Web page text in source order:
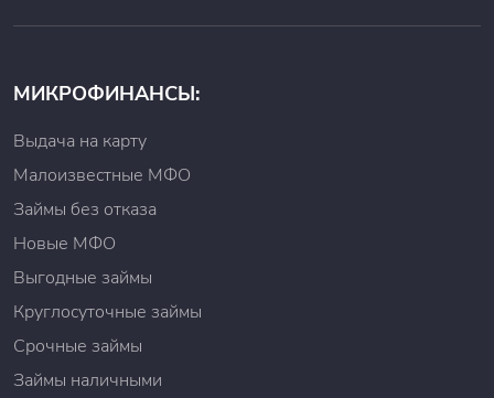
МИКРОФИНАНСЫ:
Выдача на карту
Малоизвестные МФО
Займы без отказа
Новые МФО
Выгодные займы
Круглосуточные займы
Срочные займы
Займы наличными